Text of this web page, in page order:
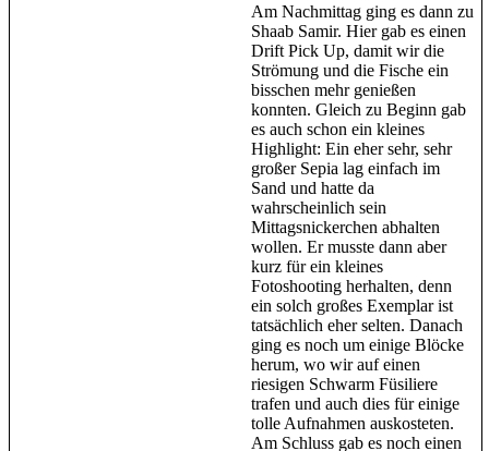
Am Nachmittag ging es dann zu
Shaab Samir. Hier gab es einen
Drift Pick Up, damit wir die
Strömung und die Fische ein
bisschen mehr genießen
konnten. Gleich zu Beginn gab
es auch schon ein kleines
Highlight: Ein eher sehr, sehr
großer Sepia lag einfach im
Sand und hatte da
wahrscheinlich sein
Mittagsnickerchen abhalten
wollen. Er musste dann aber
kurz für ein kleines
Fotoshooting herhalten, denn
ein solch großes Exemplar ist
tatsächlich eher selten. Danach
ging es noch um einige Blöcke
herum, wo wir auf einen
riesigen Schwarm Füsiliere
trafen und auch dies für einige
tolle Aufnahmen auskosteten.
Am Schluss gab es noch einen